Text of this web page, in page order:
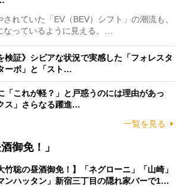
れていた「EV（BEV）シフト」の潮流も、
っているように見える。…
検証》シビアな状況で実感した「フォレスタ
ーボ」と「スト…
「これが軽？」と戸惑うのには理由があっ
ス」さらなる躍進…
一覧を見る
御免！」
竹聡の昼酒御免！】「ネグローニ」「山崎」
ンハッタン」新宿三丁目の隠れ家バーで1…